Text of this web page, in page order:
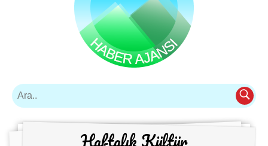
Haftalık Kültür